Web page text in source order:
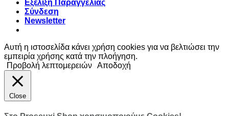
Εξέλιξη Παραγγελίας
Σύνδεση
Newsletter
Αυτή η ιστοσελίδα κάνει χρήση cookies για να βελτιώσει την
εμπειρία χρήσης κατά την πλοήγηση.
Προβολή λεπτομερειών Αποδοχή
Close